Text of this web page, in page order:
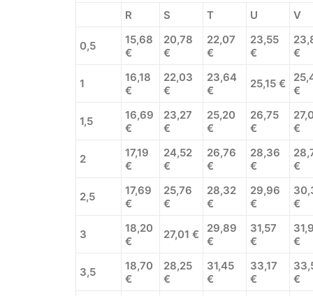
R
S T U V
0,5
15,68
€
20,78
€
22,07
€
23,55
€
€
1
16,18
€
22,03
€
23,64
€
25,15 €
€
1,5
16,69
€
23,27
€
25,20
€
26,75
€
€
2
17,19
€
24,52
€
26,76
€
28,36
€
€
2,5
17,69
€
25,76
€
28,32
€
29,96
€
€
3
18,20
€
27,01 €
29,89
€
31,57
€
€
3,5
18,70
€
28,25
€
31,45
€
33,17
€
€